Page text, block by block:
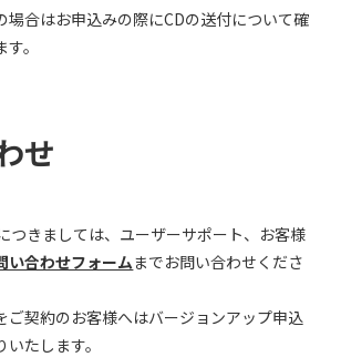
場合はお申込みの際にCDの送付について確
。
せ
つきましては、ユーザーサポート、お客様
い合わせフォームまでお問い合わせくださ
ご契約のお客様へはバージョンアップ申込
たします。